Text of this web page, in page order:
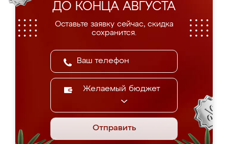
ДО КОНЦА АВГУСТА
Оставьте заявку сейчас, скидка
сохранится.
Желаемый бюджет
Отправить